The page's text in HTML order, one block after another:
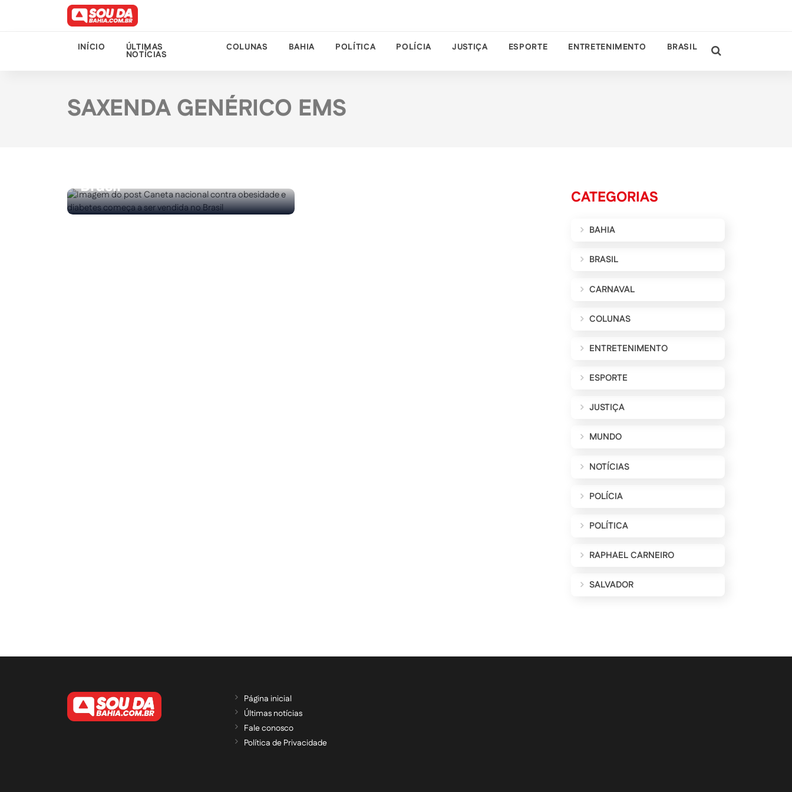
INÍCIO ÚLTIMAS
NOTÍCIAS
COLUNAS BAHIA POLÍTICA POLÍCIA JUSTIÇA ESPORTE ENTRETENIMENTO BRASIL
SAXENDA GENÉRICO EMS
03/08/2025
Brasil
CATEGORIAS
BAHIA
BRASIL
CARNAVAL
COLUNAS
ENTRETENIMENTO
ESPORTE
JUSTIÇA
MUNDO
NOTÍCIAS
POLÍCIA
POLÍTICA
RAPHAEL CARNEIRO
SALVADOR
Página inicial
Últimas notícias
Fale conosco
Política de Privacidade